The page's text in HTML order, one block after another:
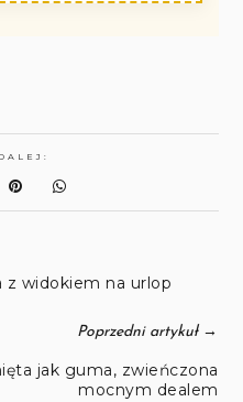
z widokiem na urlop
Poprzedni artykuł→
jak guma, zwieńczona
mocnym dealem